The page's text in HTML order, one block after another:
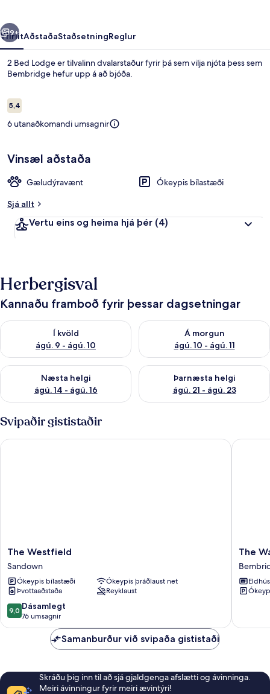
Næsta
9+
YfirlitAðstaðaStaðsetningReglur
2 Bed Lodge er tilvalinn dvalarstaður fyrir þá sem vilja njóta þess sem
Bembridge hefur upp á að bjóða.
Umsagnir
5,45,4 af 10
6 utanaðkomandi umsagnir
Vinsæl aðstaða
Gæludýravænt
Ókeypis bílastæði
Sjá allt
Vertu eins og heima hjá þér (4)
Herbergisval
Kannaðu framboð fyrir þessar dagsetningar
Í kvöld
ágú. 9 - ágú. 10
Athuga framboð í kvöld ágú. 9 - ágú. 10
Á morgun
ágú. 10 - ágú. 11
Athuga framboð á morgun
Næsta helgi
ágú. 14 - ágú. 16
Athuga framboð næstu helgi ágú. 14 - ágú. 16
Þarnæsta helgi
ágú. 21 - ágú. 23
Athuga framboð þarnæstu
Svipaðir gististaðir
The
Westfield
Sandown
The Westfield
Sandown
Ókeypis bílastæði
Ókeypis þráðlaust net
Þvottaaðstaða
Reyklaust
9.0
af
10,
9,0 Dásamlegt
76 umsagnir
The Westfield
The
Wash
House
The
Eldhús
The
Samanburður við svipaða gististaði
Skráðu þig inn til að sjá gjaldgenga afslætti og ávinninga.
Meiri ávinningur fyrir meiri ævintýri!